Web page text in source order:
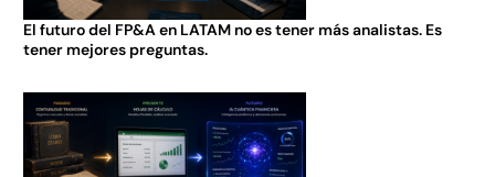
El futuro del FP&A en LATAM no es tener más analistas. Es
tener mejores preguntas.